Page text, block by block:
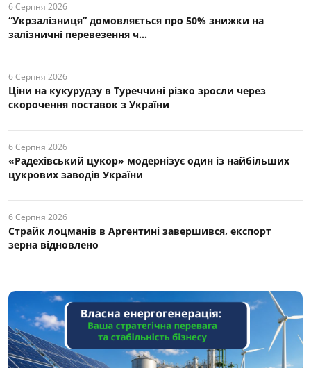
6 Серпня 2026
“Укрзалізниця” домовляється про 50% знижки на
залізничні перевезення ч...
6 Серпня 2026
Ціни на кукурудзу в Туреччині різко зросли через
скорочення поставок з України
6 Серпня 2026
«Радехівський цукор» модернізує один із найбільших
цукрових заводів України
6 Серпня 2026
Страйк лоцманів в Аргентині завершився, експорт
зерна відновлено